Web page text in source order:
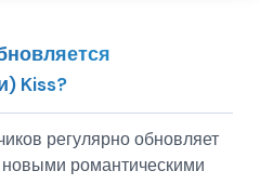
Kiss?
регулярно обновляет
романтическими